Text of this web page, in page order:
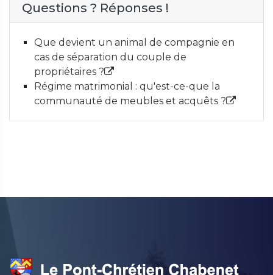
Questions ? Réponses !
Que devient un animal de compagnie en
cas de séparation du couple de
propriétaires ?
Régime matrimonial : qu'est-ce-que la
communauté de meubles et acquêts ?